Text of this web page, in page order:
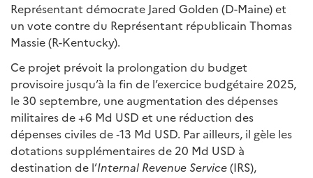
Représentant démocrate Jared Golden (D-Maine) et
un vote contre du Représentant républicain Thomas
Massie (R-Kentucky).
Ce projet prévoit la prolongation du budget
provisoire jusqu’à la fin de l’exercice budgétaire 2025,
le 30 septembre, une augmentation des dépenses
militaires de +6 Md USD et une réduction des
dépenses civiles de ‑13 Md USD. Par ailleurs, il gèle les
dotations supplémentaires de 20 Md USD à
destination de l’Internal Revenue Service(IRS),